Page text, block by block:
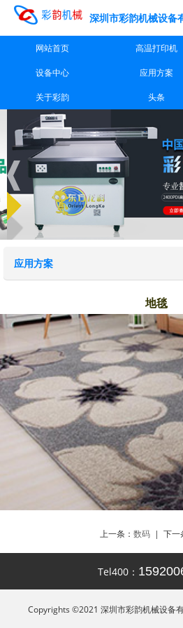
深圳市彩韵机械设备
网站首页 高温打印机
设备中心 应用方案
关于彩韵 头条
应用方案
地毯
上一条： 数码| 下一
Tel400：
Copyrights ©2021 深圳市彩韵机械设备